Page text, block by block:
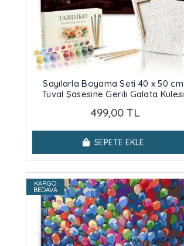
Sayılarla Boyama Seti 40 x 50 cm
Tuval Şasesine Gerili Galata Kulesi
499,00 TL
SEPETE EKLE
KARGO
BEDAVA